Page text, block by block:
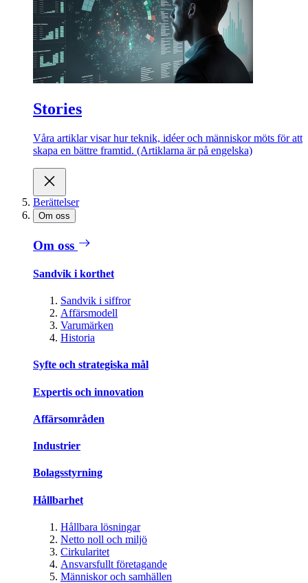
Stories
Våra artiklar visar hur teknik, idéer och människor möts för att
skapa en bättre framtid. (Artiklarna är på engelska)
Berättelser
Om oss
Om oss
Sandvik i korthet
Sandvik i siffror
Affärsmodell
Varumärken
Historia
Syfte och strategiska mål
Expertis och innovation
Affärsområden
Industrier
Bolagsstyrning
Hållbarhet
Hållbara lösningar
Netto noll och miljö
Cirkularitet
Ansvarsfullt företagande
Människor och samhällen